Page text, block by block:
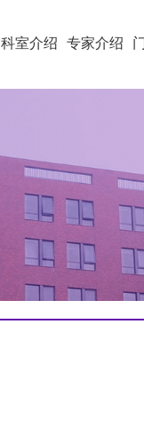
科室介绍 专家介绍